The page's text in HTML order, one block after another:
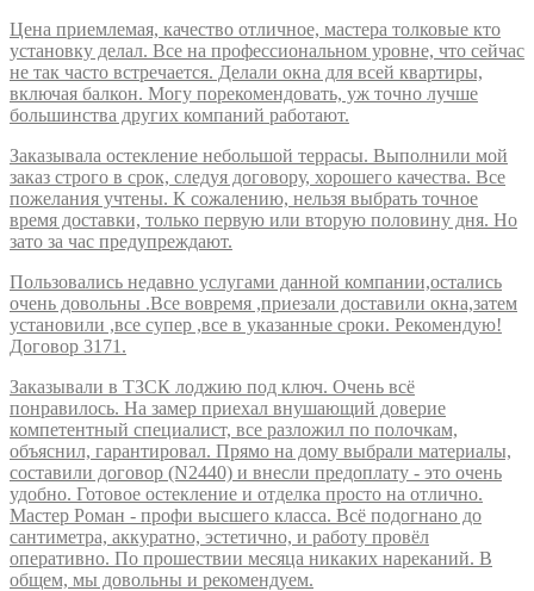
Цена приемлемая, качество отличное, мастера толковые кто
установку делал. Все на профессиональном уровне, что сейчас
не так часто встречается. Делали окна для всей квартиры,
включая балкон. Могу порекомендовать, уж точно лучше
большинства других компаний работают.
Заказывала остекление небольшой террасы. Выполнили мой
заказ строго в срок, следуя договору, хорошего качества. Все
пожелания учтены. К сожалению, нельзя выбрать точное
время доставки, только первую или вторую половину дня. Но
зато за час предупреждают.
Пользовались недавно услугами данной компании,остались
очень довольны .Все вовремя ,приезали доставили окна,затем
установили ,все супер ,все в указанные сроки. Рекомендую!
Договор 3171.
Заказывали в ТЗСК лоджию под ключ. Очень всё
понравилось. На замер приехал внушающий доверие
компетентный специалист, все разложил по полочкам,
объяснил, гарантировал. Прямо на дому выбрали материалы,
составили договор (N2440) и внесли предоплату - это очень
удобно. Готовое остекление и отделка просто на отлично.
Мастер Роман - профи высшего класса. Всё подогнано до
сантиметра, аккуратно, эстетично, и работу провёл
оперативно. По прошествии месяца никаких нареканий. В
общем, мы довольны и рекомендуем.